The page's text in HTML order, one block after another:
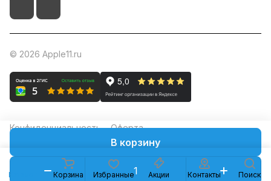
В корзину
Каталог Корзина Избранные Акции Контакты Поиск
© 2026 Apple11.ru
Конфиденциальность Оферта